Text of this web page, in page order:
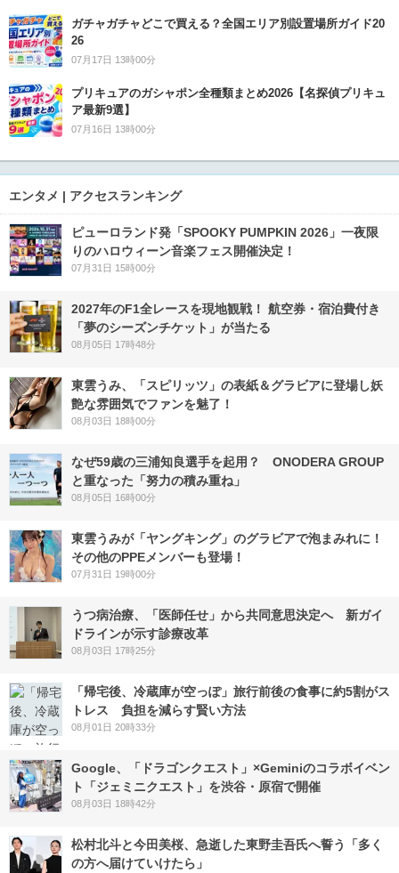
ガチャガチャどこで買える？全国エリア別設置場所ガイド20
26
07月17日 13時00分
プリキュアのガシャポン全種類まとめ2026【名探偵プリキュ
ア最新9選】
07月16日 13時00分
エンタメ | アクセスランキング
ピューロランド発「SPOOKY PUMPKIN 2026」一夜限
りのハロウィーン音楽フェス開催決定！
07月31日 15時00分
2027年のF1全レースを現地観戦！ 航空券・宿泊費付き
「夢のシーズンチケット」が当たる
08月05日 17時48分
東雲うみ、「スピリッツ」の表紙＆グラビアに登場し妖
艶な雰囲気でファンを魅了！
08月03日 18時00分
なぜ59歳の三浦知良選手を起用？ ONODERA GROUP
と重なった「努力の積み重ね」
08月05日 16時00分
東雲うみが「ヤングキング」のグラビアで泡まみれに！
その他のPPEメンバーも登場！
07月31日 19時00分
うつ病治療、「医師任せ」から共同意思決定へ 新ガイ
ドラインが示す診療改革
08月03日 17時25分
「帰宅後、冷蔵庫が空っぽ」旅行前後の食事に約5割がス
トレス 負担を減らす賢い方法
08月01日 20時33分
Google、「ドラゴンクエスト」×Geminiのコラボイベン
ト「ジェミニクエスト」を渋谷・原宿で開催
08月03日 18時42分
松村北斗と今田美桜、急逝した東野圭吾氏へ誓う「多く
の方へ届けていけたら」